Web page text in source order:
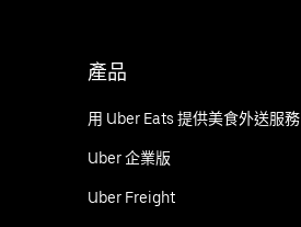
產品
用 Uber Eats 提供美食外送服務
Uber 企業版
Uber Freight